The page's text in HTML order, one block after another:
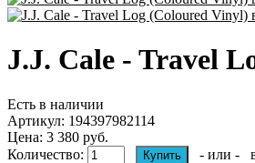
J.J. Cale - Travel
Есть в наличии
Артикул: 194397982114
Цена: 3 380 руб.
Количество:
- или -